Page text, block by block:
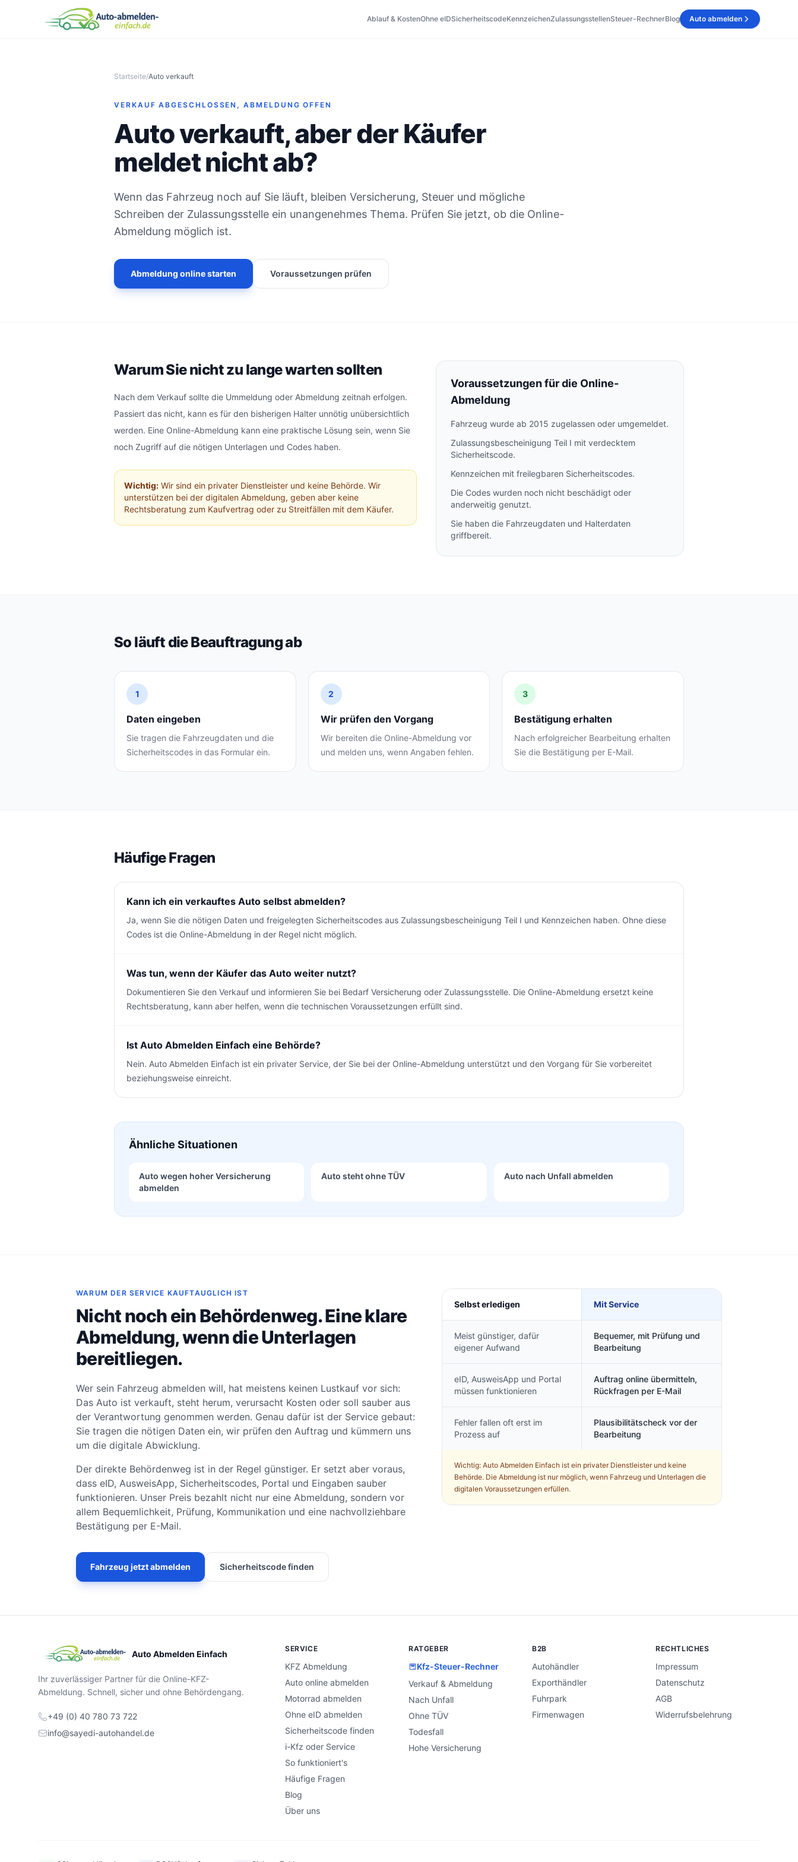
Ablauf & KostenOhne eIDSicherheitscodeKennzeichenZulassungsstellenSteuer-RechnerBlog Auto abmelden
Startseite/Auto verkauft
VERKAUF ABGESCHLOSSEN, ABMELDUNG OFFEN
Auto verkauft, aber der Käufer
meldet nicht ab?
Wenn das Fahrzeug noch auf Sie läuft, bleiben Versicherung, Steuer und mögliche
Schreiben der Zulassungsstelle ein unangenehmes Thema. Prüfen Sie jetzt, ob die Online-
Abmeldung möglich ist.
Abmeldung online starten Voraussetzungen prüfen
Warum Sie nicht zu lange warten sollten
Nach dem Verkauf sollte die Ummeldung oder Abmeldung zeitnah erfolgen.
Passiert das nicht, kann es für den bisherigen Halter unnötig unübersichtlich
werden. Eine Online-Abmeldung kann eine praktische Lösung sein, wenn Sie
noch Zugriff auf die nötigen Unterlagen und Codes haben.
Wichtig: Wir sind ein privater Dienstleister und keine Behörde. Wir
unterstützen bei der digitalen Abmeldung, geben aber keine
Rechtsberatung zum Kaufvertrag oder zu Streitfällen mit dem Käufer.
Voraussetzungen für die Online-
Abmeldung
Fahrzeug wurde ab 2015 zugelassen oder umgemeldet.
Zulassungsbescheinigung Teil I mit verdecktem
Sicherheitscode.
Kennzeichen mit freilegbaren Sicherheitscodes.
Die Codes wurden noch nicht beschädigt oder
anderweitig genutzt.
Sie haben die Fahrzeugdaten und Halterdaten
griffbereit.
So läuft die Beauftragung ab
1
Daten eingeben
Sie tragen die Fahrzeugdaten und die
Sicherheitscodes in das Formular ein.
2
Wir prüfen den Vorgang
Wir bereiten die Online-Abmeldung vor
und melden uns, wenn Angaben fehlen.
3
Bestätigung erhalten
Nach erfolgreicher Bearbeitung erhalten
Sie die Bestätigung per E-Mail.
Häufige Fragen
Kann ich ein verkauftes Auto selbst abmelden?
Ja, wenn Sie die nötigen Daten und freigelegten Sicherheitscodes aus Zulassungsbescheinigung Teil I und Kennzeichen haben. Ohne diese
Codes ist die Online-Abmeldung in der Regel nicht möglich.
Was tun, wenn der Käufer das Auto weiter nutzt?
Dokumentieren Sie den Verkauf und informieren Sie bei Bedarf Versicherung oder Zulassungsstelle. Die Online-Abmeldung ersetzt keine
Rechtsberatung, kann aber helfen, wenn die technischen Voraussetzungen erfüllt sind.
Ist Auto Abmelden Einfach eine Behörde?
Nein. Auto Abmelden Einfach ist ein privater Service, der Sie bei der Online-Abmeldung unterstützt und den Vorgang für Sie vorbereitet
beziehungsweise einreicht.
Ähnliche Situationen
Auto wegen hoher Versicherung
abmelden
Auto steht ohne TÜV Auto nach Unfall abmelden
WARUM DER SERVICE KAUFTAUGLICH IST
Nicht noch ein Behördenweg. Eine klare
Abmeldung, wenn die Unterlagen
bereitliegen.
Wer sein Fahrzeug abmelden will, hat meistens keinen Lustkauf vor sich:
Das Auto ist verkauft, steht herum, verursacht Kosten oder soll sauber aus
der Verantwortung genommen werden. Genau dafür ist der Service gebaut:
Sie tragen die nötigen Daten ein, wir prüfen den Auftrag und kümmern uns
um die digitale Abwicklung.
Der direkte Behördenweg ist in der Regel günstiger. Er setzt aber voraus,
dass eID, AusweisApp, Sicherheitscodes, Portal und Eingaben sauber
funktionieren. Unser Preis bezahlt nicht nur eine Abmeldung, sondern vor
allem Bequemlichkeit, Prüfung, Kommunikation und eine nachvollziehbare
Bestätigung per E-Mail.
Fahrzeug jetzt abmelden Sicherheitscode finden
Selbst erledigen Mit Service
Meist günstiger, dafür
eigener Aufwand
Bequemer, mit Prüfung und
Bearbeitung
eID, AusweisApp und Portal
müssen funktionieren
Auftrag online übermitteln,
Rückfragen per E-Mail
Fehler fallen oft erst im
Prozess auf
Plausibilitätscheck vor der
Bearbeitung
Wichtig: Auto Abmelden Einfach ist ein privater Dienstleister und keine
Behörde. Die Abmeldung ist nur möglich, wenn Fahrzeug und Unterlagen die
digitalen Voraussetzungen erfüllen.
Auto Abmelden Einfach
Ihr zuverlässiger Partner für die Online-KFZ-
Abmeldung. Schnell, sicher und ohne Behördengang.
+49 (0) 40 780 73 722
info@sayedi-autohandel.de
SERVICE
KFZ Abmeldung
Auto online abmelden
Motorrad abmelden
Ohne eID abmelden
Sicherheitscode finden
i-Kfz oder Service
So funktioniert's
Häufige Fragen
Blog
Über uns
RATGEBER
Kfz-Steuer-Rechner
Verkauf & Abmeldung
Nach Unfall
Ohne TÜV
Todesfall
Hohe Versicherung
B2B
Autohändler
Exporthändler
Fuhrpark
Firmenwagen
RECHTLICHES
Impressum
Datenschutz
AGB
Widerrufsbelehrung